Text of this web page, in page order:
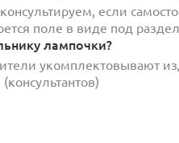
если
поле в виде под
лампочки?
укомплектовывают